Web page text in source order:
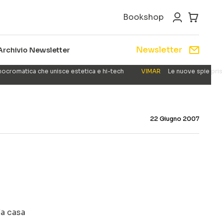
Bookshop
Newsletter Newsletter
che unisce estetica e hi-tech VIMAR Le nuove spie
22 Giugno 2007
casa